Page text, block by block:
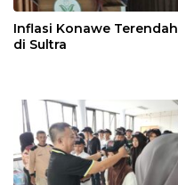
Inflasi Konawe Terendah
di Sultra